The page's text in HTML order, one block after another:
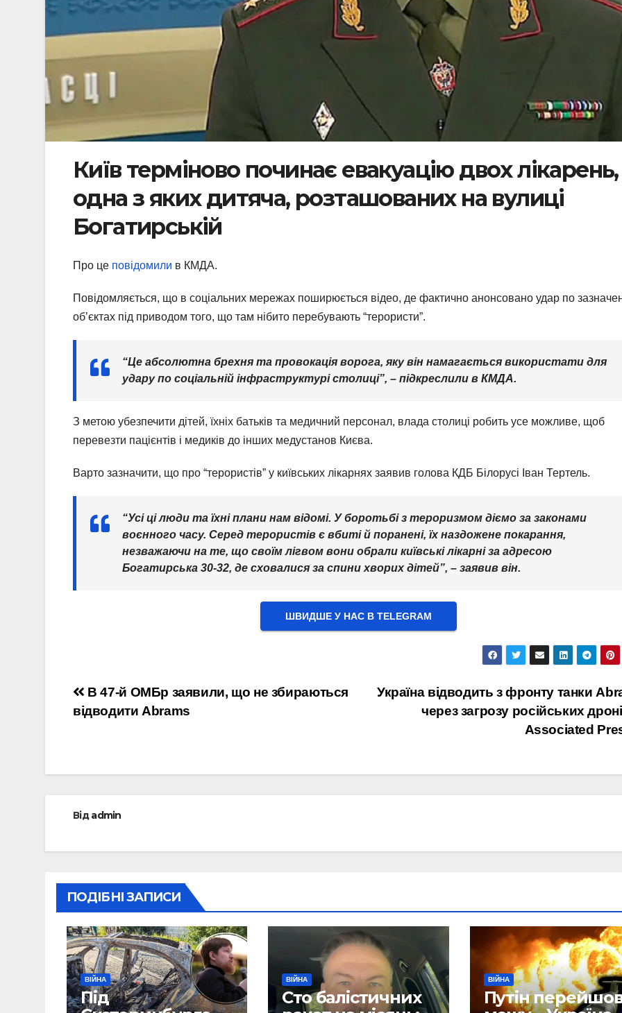
Київ терміново починає евакуацію двох лікарень,
одна з яких дитяча, розташованих на вулиці
Богатирській
Про це повідомили в КМДА.
Повідомляється, що в соціальних мережах поширюється відео, де фактично анонсовано удар по
об’єктах під приводом того, що там нібито перебувають “терористи”.
“Це абсолютна брехня та провокація ворога, яку він намагається використати для
удару по соціальній інфраструктурі столиці”, – підкреслили в КМДА.
З метою убезпечити дітей, їхніх батьків та медичний персонал, влада столиці робить усе можливе, щоб
перевезти пацієнтів і медиків до інших медустанов Києва.
Варто зазначити, що про “терористів” у київських лікарнях заявив голова КДБ Білорусі Іван Тертель.
“Усі ці люди та їхні плани нам відомі. У боротьбі з тероризмом діємо за законами
воєнного часу. Серед терористів є вбиті й поранені, їх наздожене покарання,
незважаючи на те, що своїм лігвом вони обрали київські лікарні за адресою
Богатирська 30-32, де сховалися за спини хворих дітей”, – заявив він.
ШВИДШЕ У НАС В ТELEGRAM
Навігація
записів
Україна відводить з фронту танки
через загрозу російських
Associated
В 47-й ОМБр заявили, що не збираються
відводити Abrams
Відadmin
ПОДІБНІ ЗАПИСИ
ВІЙНА
Під
ВІЙНА
Сто балістичних
ВІЙНА
Путін